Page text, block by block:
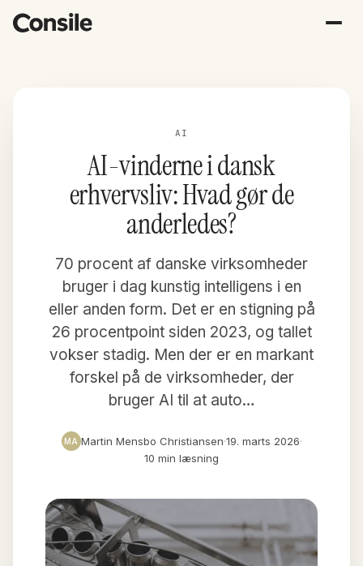
AI
AI-vinderne i dansk
erhvervsliv: Hvad gør de
anderledes?
70 procent af danske virksomheder
bruger i dag kunstig intelligens i en
eller anden form. Det er en stigning på
26 procentpoint siden 2023, og tallet
vokser stadig. Men der er en markant
forskel på de virksomheder, der
bruger AI til at auto…
MA Martin Mensbo Christiansen·19. marts 2026·
10 min læsning